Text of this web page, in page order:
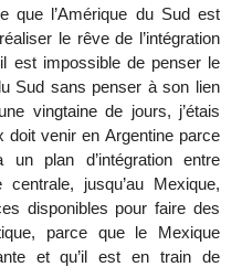
que l’Amérique du Sud est
le rêve de l’intégration
est impossible de penser le
Sud sans penser à son lien
vingtaine de jours, j’étais
doit venir en Argentine parce
plan d’intégration entre
centrale, jusqu’au Mexique,
disponibles pour faire des
parce que le Mexique
et qu’il est en train de